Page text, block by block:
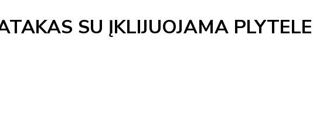
SU ĮKLIJUOJAMA